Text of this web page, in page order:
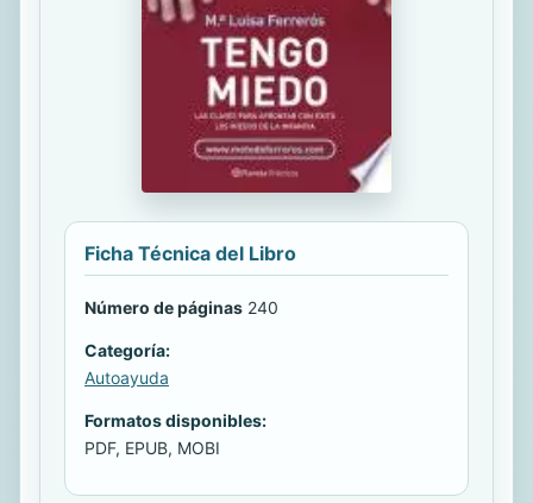
Ficha Técnica del Libro
Número de páginas 240
Categoría:
Autoayuda
Formatos disponibles:
PDF, EPUB, MOBI